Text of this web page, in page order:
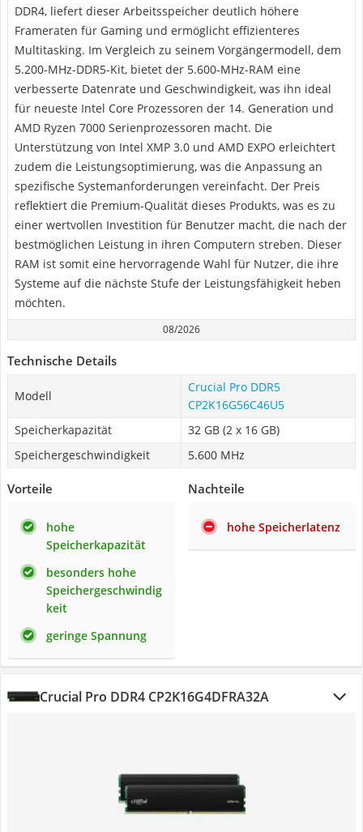
DDR4, liefert dieser Arbeitsspeicher deutlich höhere
Frameraten für Gaming und ermöglicht effizienteres
Multitasking. Im Vergleich zu seinem Vorgängermodell, dem
5.200-MHz-DDR5-Kit, bietet der 5.600-MHz-RAM eine
verbesserte Datenrate und Geschwindigkeit, was ihn ideal
für neueste Intel Core Prozessoren der 14. Generation und
AMD Ryzen 7000 Serienprozessoren macht. Die
Unterstützung von Intel XMP 3.0 und AMD EXPO erleichtert
zudem die Leistungsoptimierung, was die Anpassung an
spezifische Systemanforderungen vereinfacht. Der Preis
reflektiert die Premium-Qualität dieses Produkts, was es zu
einer wertvollen Investition für Benutzer macht, die nach der
bestmöglichen Leistung in ihren Computern streben. Dieser
RAM ist somit eine hervorragende Wahl für Nutzer, die ihre
Systeme auf die nächste Stufe der Leistungsfähigkeit heben
möchten.
08/2026
Technische Details
Modell
Crucial Pro DDR5
CP2K16G56C46U5
Speicherkapazität
32 GB (2 x 16 GB)
Speichergeschwindigkeit
5.600 MHz
Vorteile
hohe
Speicherkapazität
besonders hohe
Speichergeschwindig
keit
geringe Spannung
Nachteile
hohe Speicherlatenz
Crucial Pro DDR4 CP2K16G4DFRA32A